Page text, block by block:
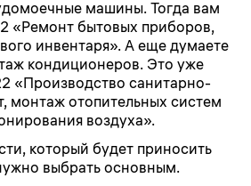
машины. Тогда вам
«Ремонт бытовых приборов,
инвентаря». А еще думаете
кондиционеров. Это уже
«Производство санитарно-
монтаж отопительных систем
воздуха».
который будет приносить
выбрать основным.